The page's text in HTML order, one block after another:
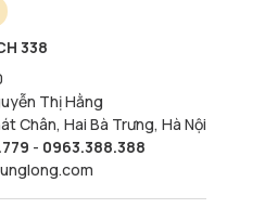
338
Thị Hằng
Chân, Hai Bà Trưng, Hà Nội
- 0963.388.388